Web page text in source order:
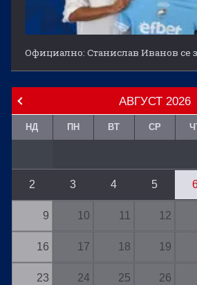
Официално: Станислав Иванов се
АВГУСТ 2026
НД ПН ВТ СР
2 3 4 5
9 10 11 12
16 17 18 19
23 24 25 26